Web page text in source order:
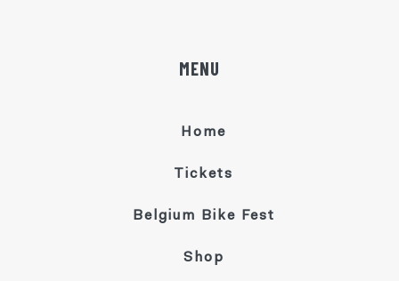
MENU
Home
Tickets
Belgium Bike Fest
Shop